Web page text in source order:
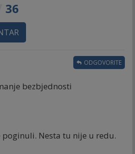
36
bezbjednosti
ODGOVORITE
poginuli. Nesta tu nije u redu.